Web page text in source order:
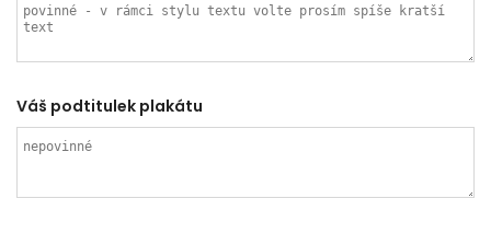
Váš podtitulek plakátu